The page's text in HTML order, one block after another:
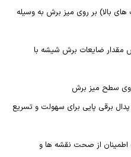
بالا) بر روی میز برش به وسیله
مقدار ضایعات برش شیشه با
روی سطح میز برش
برقی پایی برای سهولت و تسریع
از صحت نقشه ها و